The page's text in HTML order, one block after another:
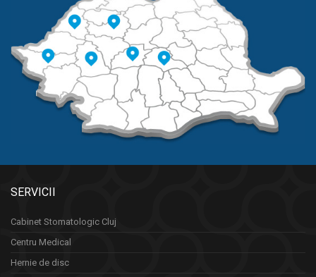
SERVICII
Cabinet Stomatologic Cluj
Centru Medical
Hernie de disc